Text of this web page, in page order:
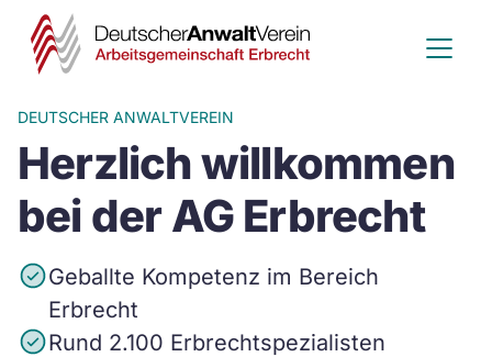
Deutscher
Anwalt
-
Erbrecht
DEUTSCHER ANWALTVEREIN
Herzlich willkommen
bei der AG Erbrecht
Geballte Kompetenz im Bereich
Erbrecht
Rund 2.100 Erbrechtspezialisten